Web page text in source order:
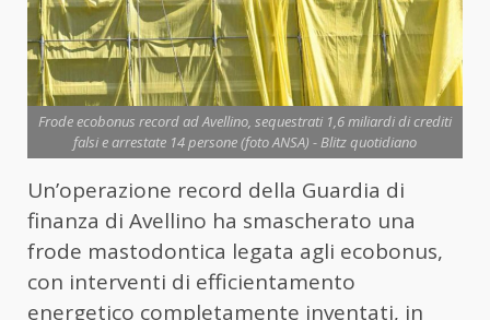
Frode ecobonus record ad Avellino, sequestrati 1,6 miliardi di crediti
falsi e arrestate 14 persone (foto ANSA) - Blitz quotidiano
Un’operazione record della Guardia di
finanza di Avellino ha smascherato una
frode mastodontica legata agli ecobonus,
con interventi di efficientamento
energetico completamente inventati, in